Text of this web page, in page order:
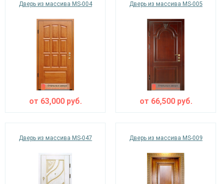
Дверь из массива MS-004
от 63,000руб.
Дверь из массива MS-005
от 66,500руб.
Дверь из массива MS-047 Дверь из массива MS-009